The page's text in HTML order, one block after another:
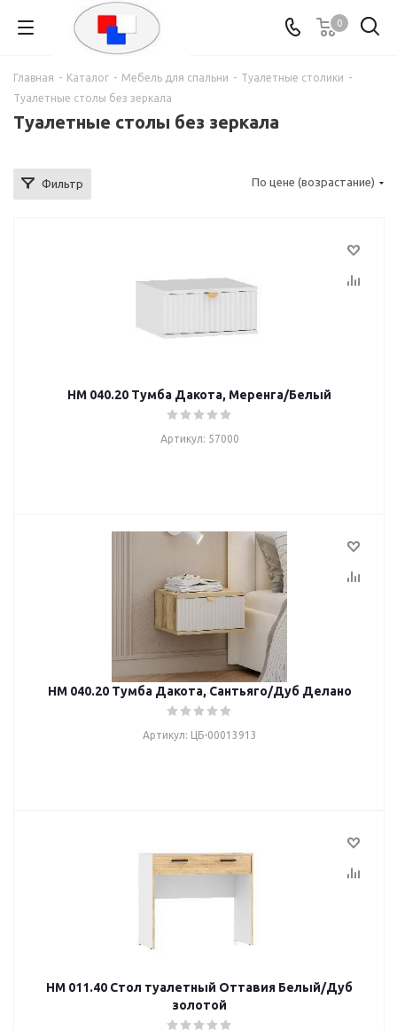
0
Главная - Каталог - Мебель для спальни - Туалетные столики -
Туалетные столы без зеркала
Туалетные столы без зеркала
Фильтр По цене (возрастание)
НМ 040.20 Тумба Дакота, Меренга/Белый
Артикул: 57000
НМ 040.20 Тумба Дакота, Сантьяго/Дуб Делано
Артикул: ЦБ-00013913
НМ 011.40 Стол туалетный Оттавия Белый/Дуб
золотой